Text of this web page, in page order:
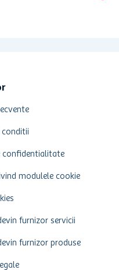
conditii
confidentialitate
modulele cookie
furnizor servicii
furnizor produse